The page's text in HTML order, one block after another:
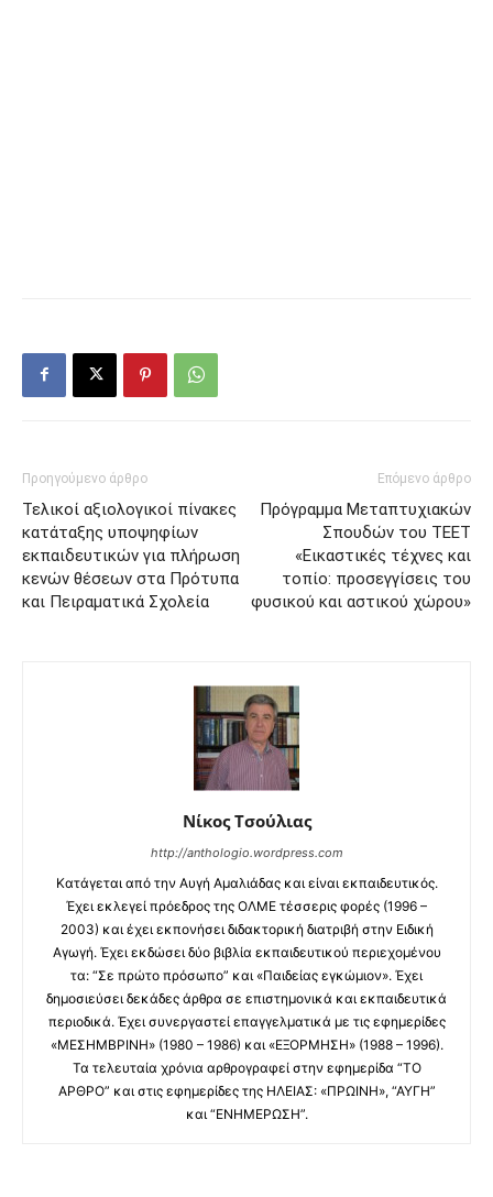
Προηγούμενο άρθρο
Τελικοί αξιολογικοί πίνακες
κατάταξης υποψηφίων
εκπαιδευτικών για πλήρωση
κενών θέσεων στα Πρότυπα
και Πειραματικά Σχολεία
Επόμενο άρθρο
Πρόγραμμα Μεταπτυχιακών
Σπουδών του ΤΕΕΤ
«Εικαστικές τέχνες και
τοπίο: προσεγγίσεις του
φυσικού και αστικού χώρου»
Νίκος Τσούλιας
http://anthologio.wordpress.com
Κατάγεται από την Αυγή Αμαλιάδας και είναι εκπαιδευτικός.
Έχει εκλεγεί πρόεδρος της ΟΛΜΕ τέσσερις φορές (1996 –
2003) και έχει εκπονήσει διδακτορική διατριβή στην Ειδική
Αγωγή. Έχει εκδώσει δύο βιβλία εκπαιδευτικού περιεχομένου
τα: “Σε πρώτο πρόσωπο” και «Παιδείας εγκώμιον». Έχει
δημοσιεύσει δεκάδες άρθρα σε επιστημονικά και εκπαιδευτικά
περιοδικά. Έχει συνεργαστεί επαγγελματικά με τις εφημερίδες
«ΜΕΣΗΜΒΡΙΝΗ» (1980 – 1986) και «ΕΞΟΡΜΗΣΗ» (1988 – 1996).
Τα τελευταία χρόνια αρθρογραφεί στην εφημερίδα “ΤΟ
ΑΡΘΡΟ” και στις εφημερίδες της ΗΛΕΙΑΣ: «ΠΡΩΙΝΗ», “ΑΥΓΗ”
και “ΕΝΗΜΕΡΩΣΗ”.